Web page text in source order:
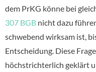
dem PrKG könne bei
307 BGB nicht dazu
schwebend wirksam ist,
Entscheidung. Diese
höchstrichterlich geklärt